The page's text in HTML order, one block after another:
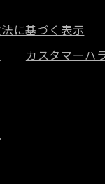
に基づく表示
カスタマーハ